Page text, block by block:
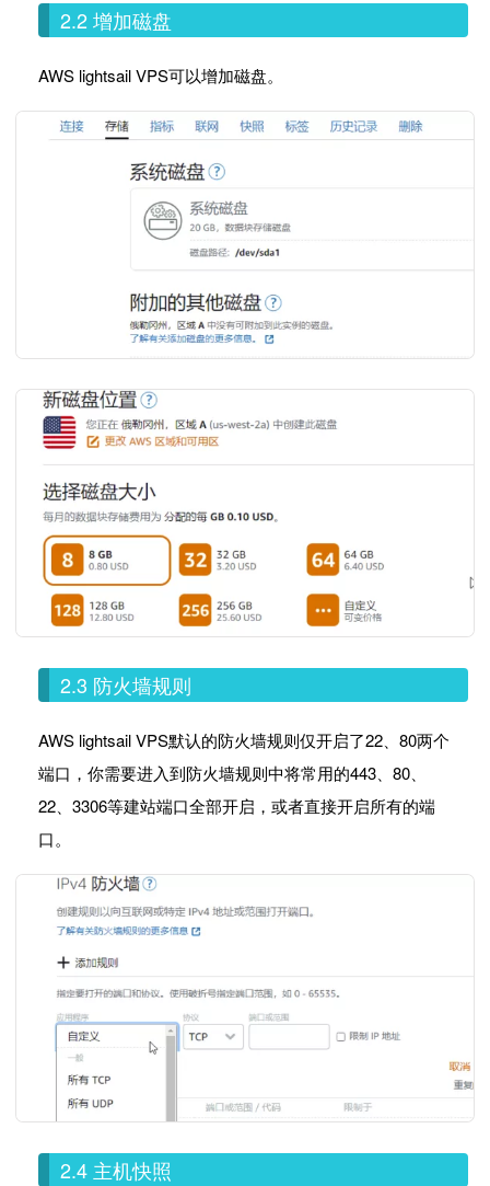
2.2 增加磁盘
AWS lightsail VPS可以增加磁盘。
2.3 防火墙规则
AWS lightsail VPS默认的防火墙规则仅开启了22、80两个
端口，你需要进入到防火墙规则中将常用的443、80、
22、3306等建站端口全部开启，或者直接开启所有的端
口。
2.4 主机快照